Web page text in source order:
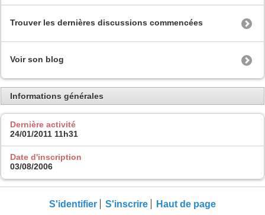
Trouver les dernières discussions commencées
Voir son blog
Informations générales
Dernière activité
24/01/2011 11h31
Date d'inscription
03/08/2006
S'identifier S'inscrire Haut de page